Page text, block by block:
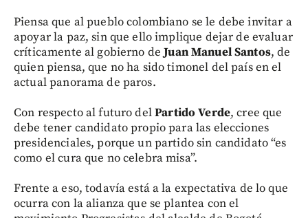
Piensa que al pueblo colombiano se le debe invitar a
apoyar la paz, sin que ello implique dejar de evaluar
críticamente al gobierno deJuan Manuel Santos, de
quien piensa, que no ha sido timonel del país en el
actual panorama de paros.
Con respecto al futuro delPartido Verde, cree que
debe tener candidato propio para las elecciones
presidenciales, porque un partido sin candidato “es
como el cura que no celebra misa”.
Frente a eso, todavía está a la expectativa de lo que
ocurra con la alianza que se plantea con el